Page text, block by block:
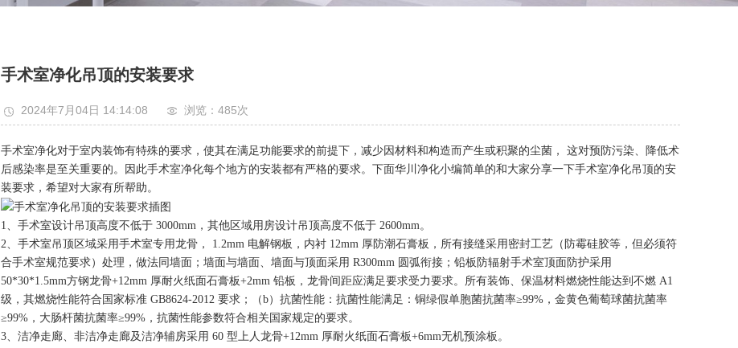
手术室净化吊顶的安装要求
2024年7月04日 14:14:08 浏览：485次
手术室净化对于室内装饰有特殊的要求，使其在满足功能要求的前提下，减少因材料和构造而产生或积聚的尘菌， 这对预防污染、降低术
后感染率是至关重要的。因此手术室净化每个地方的安装都有严格的要求。下面华川净化小编简单的和大家分享一下手术室净化吊顶的安
装要求，希望对大家有所帮助。
1、手术室设计吊顶高度不低于 3000mm，其他区域用房设计吊顶高度不低于 2600mm。
2、手术室吊顶区域采用手术室专用龙骨， 1.2mm 电解钢板，内衬 12mm 厚防潮石膏板，所有接缝采用密封工艺（防霉硅胶等，但必须符
合手术室规范要求）处理，做法同墙面；墙面与墙面、墙面与顶面采用 R300mm 圆弧衔接；铅板防辐射手术室顶面防护采用
50*30*1.5mm方钢龙骨+12mm 厚耐火纸面石膏板+2mm 铅板，龙骨间距应满足要求受力要求。所有装饰、保温材料燃烧性能达到不燃 A1
级，其燃烧性能符合国家标准 GB8624-2012 要求；（b）抗菌性能：抗菌性能满足：铜绿假单胞菌抗菌率≥99%，金黄色葡萄球菌抗菌率
≥99%，大肠杆菌抗菌率≥99%，抗菌性能参数符合相关国家规定的要求。
3、洁净走廊、非洁净走廊及洁净辅房采用 60 型上人龙骨+12mm 厚耐火纸面石膏板+6mm无机预涂板。